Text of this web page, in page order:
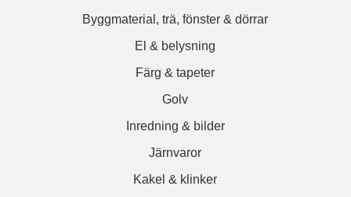
Byggmaterial, trä, fönster & dörrar
El & belysning
Färg & tapeter
Golv
Inredning & bilder
Järnvaror
Kakel & klinker